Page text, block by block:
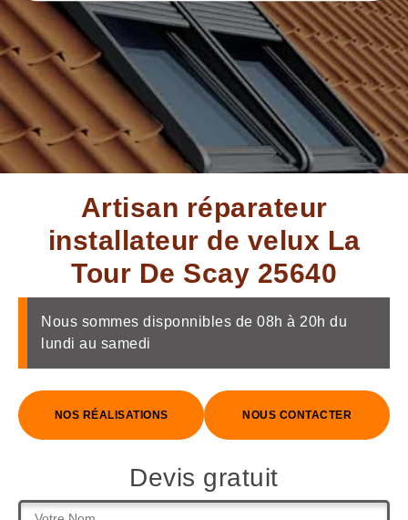
Artisan réparateur
installateur de velux La
Tour De Scay 25640
Nous sommes disponnibles de 08h à 20h du
lundi au samedi
NOS RÉALISATIONS NOUS CONTACTER
Devis gratuit